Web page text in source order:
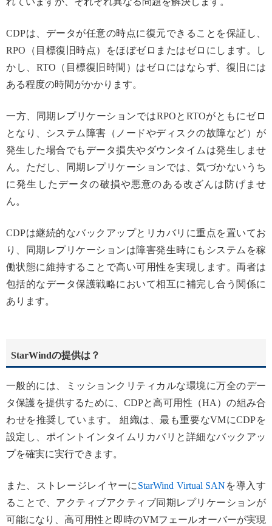
CDPは、データが任意の時点に復元できることを保証し、
RPO（目標復旧時点）をほぼゼロまたはゼロにします。し
かし、RTO（目標復旧時間）はゼロにはならず、復旧には
ある程度の時間がかかります。
一方、同期レプリケーションではRPOとRTOがともにゼロ
となり、システム障害（ノードやディスクの故障など）が
発生した場合でもデータ損失やダウンタイムは発生しませ
ん。ただし、同期レプリケーションでは、気づかないうち
に発生したデータの破損や悪意のある改ざんは防げませ
ん。
CDPは継続的なバックアップとリカバリに重点を置いてお
り、同期レプリケーションは障害発生時にもシステムを稼
働状態に維持することで高い可用性を実現します。両者は
包括的なデータ保護戦略において相互に補完し合う関係に
あります。
StarWindの提供は？
一般的には、ミッションクリティカルな環境に万全のデー
タ保護を提供するために、CDPと高可用性（HA）の組み合
わせを推奨しています。 組織は、最も重要なVMにCDPを
設定し、ポイントインタイムリカバリと詳細なバックアッ
プを確実に実行できます。
また、ストレージレイヤーにStarWind Virtual SAN を導入す
ることで、アクティブアクティブ同期レプリケーションが
可能になり、高可用性と即時のVMフェールオーバーが実現